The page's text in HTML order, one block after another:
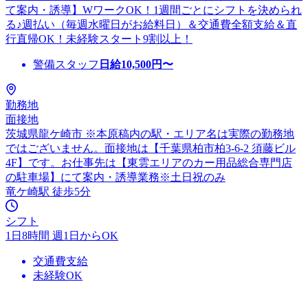
て案内・誘導】WワークOK！1週間ごとにシフトを決められ
る♪週払い（毎週水曜日がお給料日）＆交通費全額支給＆直
行直帰OK！未経験スタート9割以上！
警備スタッフ 日給10,500円〜
勤務地
面接地
茨城県龍ケ崎市 ※本原稿内の駅・エリア名は実際の勤務地
ではございません。面接地は【千葉県柏市柏3-6-2 須藤ビル
4F】です。お仕事先は【東雲エリアのカー用品総合専門店
の駐車場】にて案内・誘導業務※土日祝のみ
竜ケ崎駅 徒歩5分
シフト
1日8時間 週1日からOK
交通費支給
未経験OK